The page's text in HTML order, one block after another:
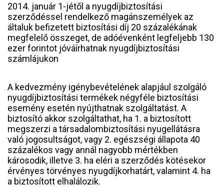
2014. január 1-jétől a nyugdíjbiztosítási
szerződéssel rendelkező magánszemélyek az
általuk befizetett biztosítási díj 20 százalékának
megfelelő összeget, de adóévenként legfeljebb 130
ezer forintot jóváírhatnak nyugdíjbiztosítási
számlájukon
A kedvezmény igénybevételének alapjául szolgáló
nyugdíjbiztosítási termékek négyféle biztosítási
esemény esetén nyújthatnak szolgáltatást. A
biztosító akkor szolgáltathat, ha 1. a biztosított
megszerzi a társadalombiztosítási nyugellátásra
való jogosultságot, vagy 2. egészségi állapota 40
százalékos vagy annál nagyobb mértékben
károsodik, illetve 3. ha eléri a szerződés kötésekor
érvényes törvényes nyugdíjkorhatárt, valamint 4. ha
a biztosított elhalálozik.